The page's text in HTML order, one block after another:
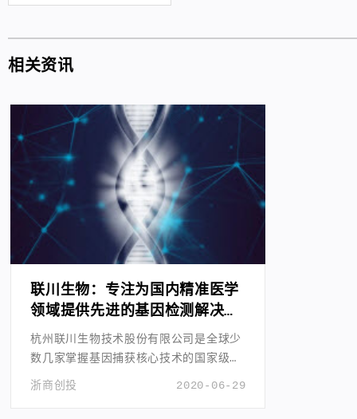
相关资讯
联川生物：专注为国内精准医学
领域提供先进的基因检测解决方
案
杭州联川生物技术股份有限公司是全球少
数几家掌握基因捕获核心技术的国家级高
新技术企业。
2020-06-29
浙商创投